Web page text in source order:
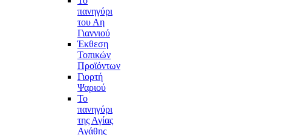
πανηγύρι
του Αη
Γιαννιού
Έκθεση
Τοπικών
Προϊόντων
Γιορτή
Ψαριού
Το
πανηγύρι
της Αγίας
Αγάθης